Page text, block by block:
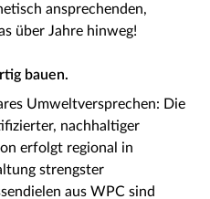
ansprechenden,
über Jahre hinweg!
bauen.
Umweltversprechen: Die
nachhaltiger
erfolgt regional in
strengster
aus WPC sind